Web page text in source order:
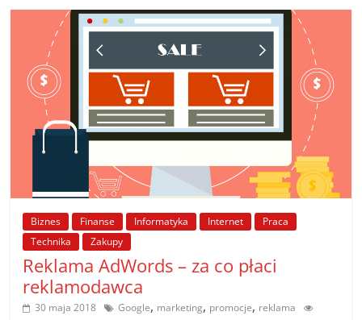
Biznes Finanse Informatyka Internet
Praca
Technika
Zakupy
Reklama AdWords – za co płaci
reklamodawca
30 maja 2018 Google, marketing, promocje, reklama